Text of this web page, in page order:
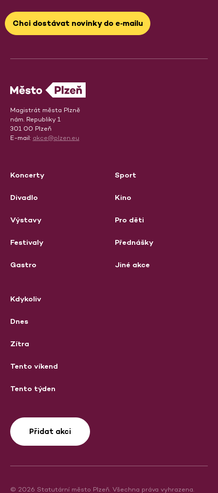
Chci dostávat novinky do e‑mailu
Magistrát města Plzně
nám. Republiky 1
301 00 Plzeň
E-mail: akce@plzen.eu
Koncerty
Divadlo
Výstavy
Festivaly
Gastro
Sport
Kino
Pro děti
Přednášky
Jiné akce
Kdykoliv
Dnes
Zítra
Tento víkend
Tento týden
Přidat akci
© 2026 Statutární město Plzeň. Všechna práva vyhrazena.